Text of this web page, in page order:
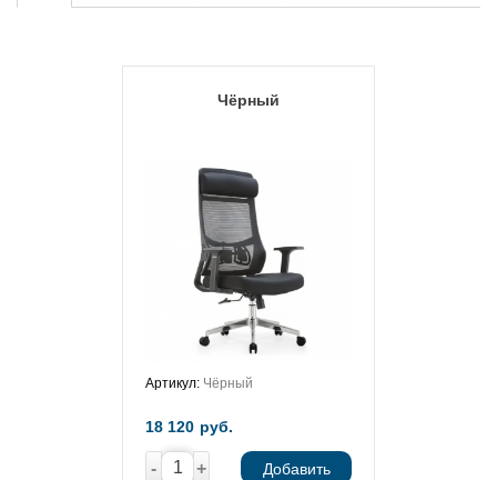
Чёрный
Артикул: Чёрный
18 120 руб.
- + Добавить